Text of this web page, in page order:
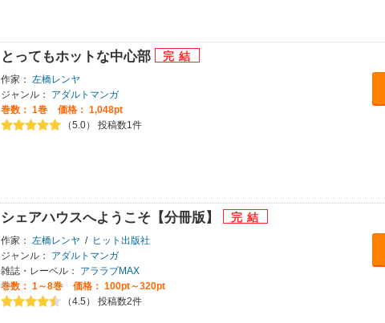
とってもホットな中心部
作家： 左橋レンヤ
ジャンル：
アダルトマンガ
巻数： 1巻
価格： 1,048pt
（5.0） 投稿数1件
シェアハウスへようこそ【分冊版】
作家： 左橋レンヤ /
ヒット出版社
ジャンル：
アダルトマンガ
雑誌・レーベル：
アララブMAX
巻数： 1～8巻
価格： 100pt～320pt
（4.5） 投稿数2件